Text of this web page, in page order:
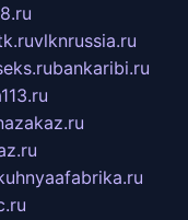
vlknrussia.ru
bankaribi.ru